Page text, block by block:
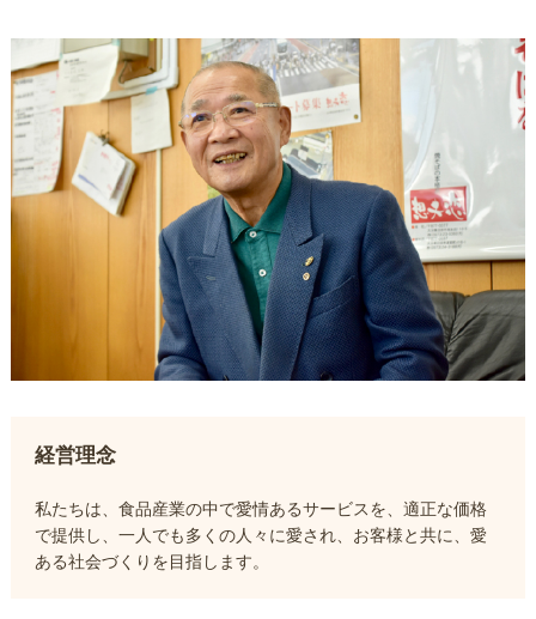
経営理念
私たちは、食品産業の中で愛情あるサービスを、適正な価格
で提供し、一人でも多くの人々に愛され、お客様と共に、愛
ある社会づくりを目指します。